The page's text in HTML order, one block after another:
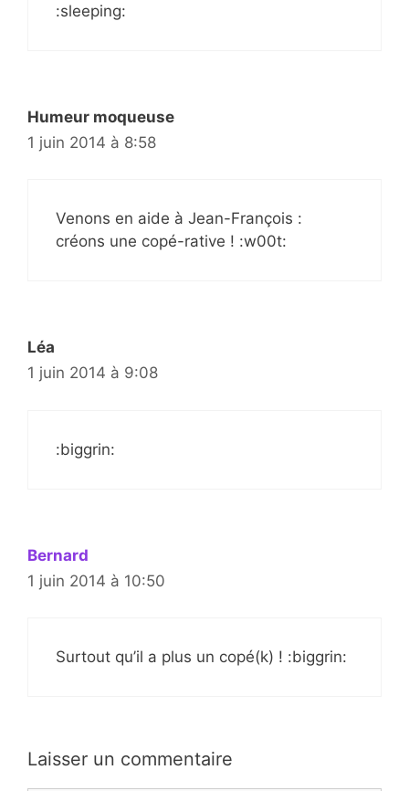
:sleeping:
Humeur moqueuse
1 juin 2014 à 8:58
Venons en aide à Jean-François :
créons une copé-rative ! :w00t:
Léa
1 juin 2014 à 9:08
:biggrin:
Bernard
1 juin 2014 à 10:50
Surtout qu’il a plus un copé(k) ! :biggrin:
Laisser un commentaire